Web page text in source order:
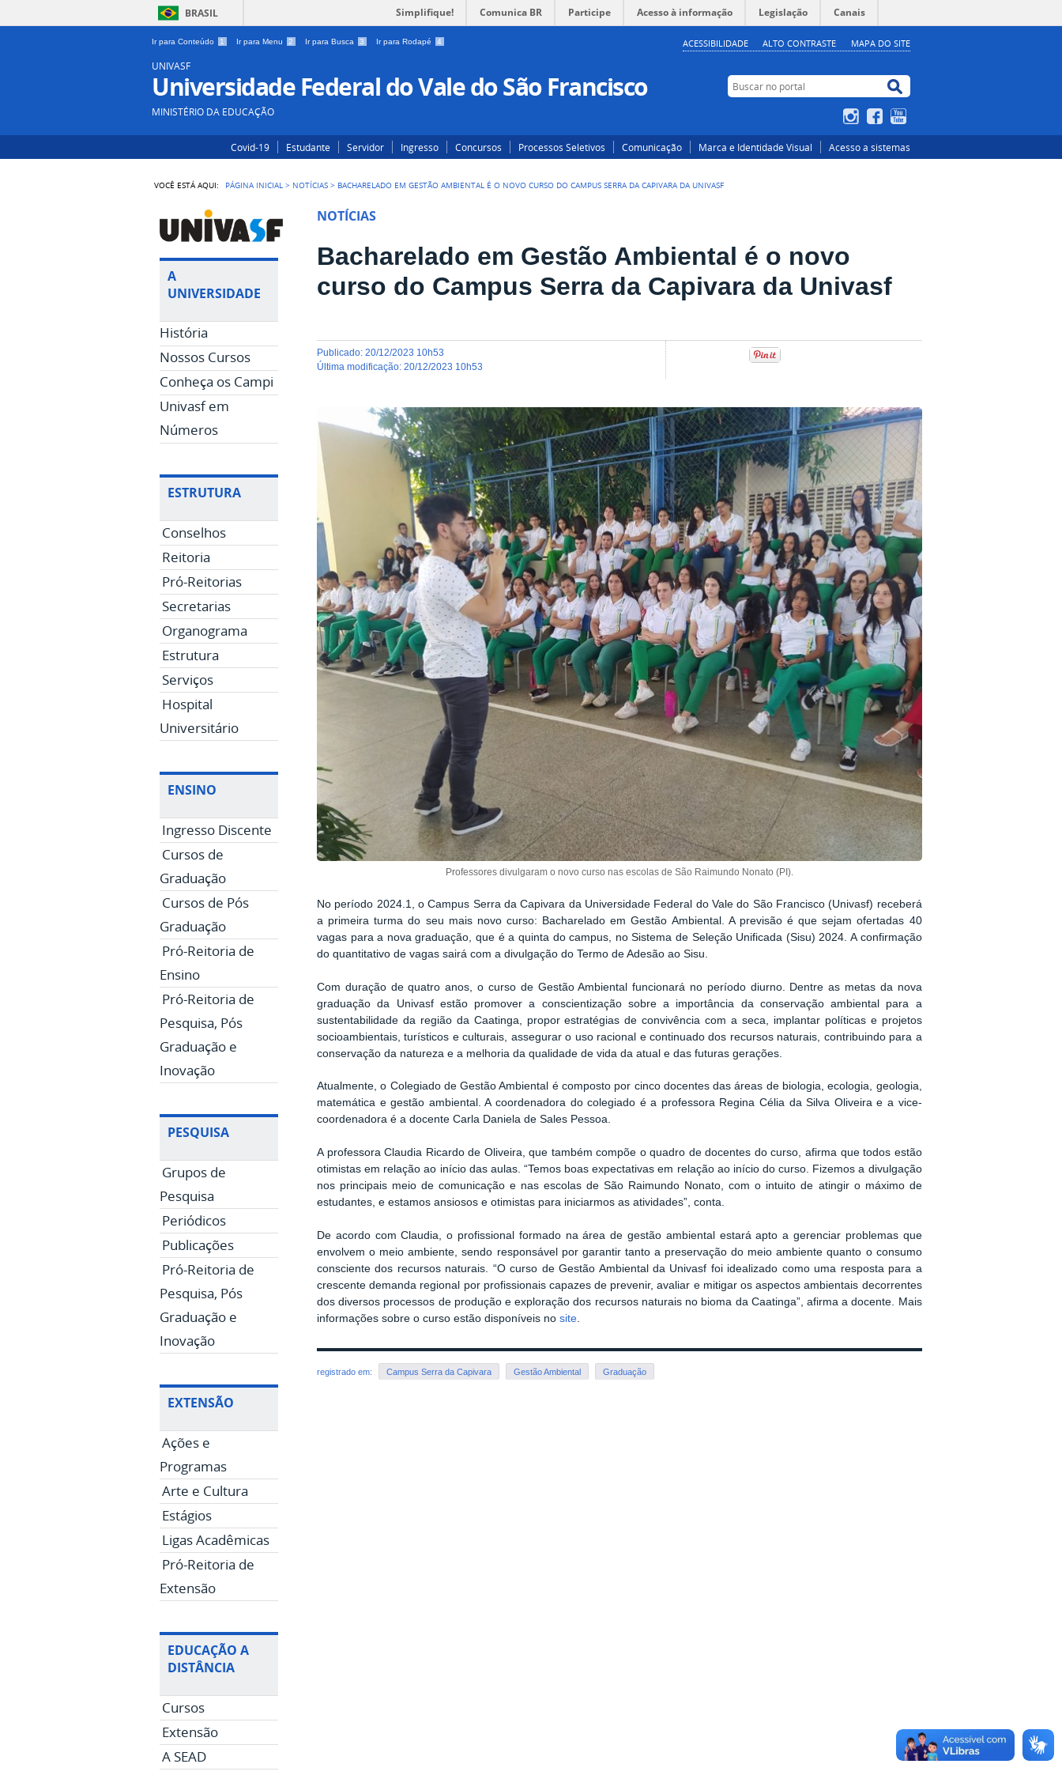
BRASIL Simplifique! Comunica BR Participe Acesso à informação Legislação Canais
Ir para Conteúdo 1 Ir para Menu 2 Ir para Busca 3 Ir para Rodapé 4 ACESSIBILIDADE ALTO CONTRASTE MAPA DO SITE
UNIVASF
Universidade Federal do Vale do São Francisco
MINISTÉRIO DA EDUCAÇÃO
Buscar no portal
Buscar no portal
InstagramFacebook
Covid-19 Estudante Servidor Ingresso Concursos Processos Seletivos Comunicação Marca e Identidade Visual Acesso a sistemas
VOCÊ ESTÁ AQUI: PÁGINA INICIAL > NOTÍCIAS > BACHARELADO EM GESTÃO AMBIENTAL É O NOVO CURSO DO CAMPUS SERRA DA CAPIVARA DA UNIVASF
A
UNIVERSIDADE
História
Nossos Cursos
Conheça os Campi
Univasf em
Números
ESTRUTURA
Conselhos
Reitoria
Pró-Reitorias
Secretarias
Organograma
Estrutura
Serviços
Hospital
Universitário
ENSINO
Ingresso Discente
Cursos de
Graduação
Cursos de Pós
Graduação
Pró-Reitoria de
Ensino
Pró-Reitoria de
Pesquisa, Pós
Graduação e
Inovação
PESQUISA
Grupos de
Pesquisa
Periódicos
Publicações
Pró-Reitoria de
Pesquisa, Pós
Graduação e
Inovação
EXTENSÃO
Ações e
Programas
Arte e Cultura
Estágios
Ligas Acadêmicas
Pró-Reitoria de
Extensão
EDUCAÇÃO A
DISTÂNCIA
Cursos
Extensão
A SEAD
NOTÍCIAS
Bacharelado em Gestão Ambiental é o novo
curso do Campus Serra da Capivara da Univasf
publicado:20/12/2023 10h53
última modificação:20/12/2023 10h53
Professores divulgaram o novo curso nas escolas de São Raimundo Nonato (PI).
No período 2024.1, o Campus Serra da Capivara da Universidade Federal do Vale do São Francisco (Univasf) receberá
a primeira turma do seu mais novo curso: Bacharelado em Gestão Ambiental. A previsão é que sejam ofertadas 40
vagas para a nova graduação, que é a quinta do campus, no Sistema de Seleção Unificada (Sisu) 2024. A confirmação
do quantitativo de vagas sairá com a divulgação do Termo de Adesão ao Sisu.
Com duração de quatro anos, o curso de Gestão Ambiental funcionará no período diurno. Dentre as metas da nova
graduação da Univasf estão promover a conscientização sobre a importância da conservação ambiental para a
sustentabilidade da região da Caatinga, propor estratégias de convivência com a seca, implantar políticas e projetos
socioambientais, turísticos e culturais, assegurar o uso racional e continuado dos recursos naturais, contribuindo para a
conservação da natureza e a melhoria da qualidade de vida da atual e das futuras gerações.
Atualmente, o Colegiado de Gestão Ambiental é composto por cinco docentes das áreas de biologia, ecologia, geologia,
matemática e gestão ambiental. A coordenadora do colegiado é a professora Regina Célia da Silva Oliveira e a vice-
coordenadora é a docente Carla Daniela de Sales Pessoa.
A professora Claudia Ricardo de Oliveira, que também compõe o quadro de docentes do curso, afirma que todos estão
otimistas em relação ao início das aulas. “Temos boas expectativas em relação ao início do curso. Fizemos a divulgação
nos principais meio de comunicação e nas escolas de São Raimundo Nonato, com o intuito de atingir o máximo de
estudantes, e estamos ansiosos e otimistas para iniciarmos as atividades”, conta.
De acordo com Claudia, o profissional formado na área de gestão ambiental estará apto a gerenciar problemas que
envolvem o meio ambiente, sendo responsável por garantir tanto a preservação do meio ambiente quanto o consumo
consciente dos recursos naturais. “O curso de Gestão Ambiental da Univasf foi idealizado como uma resposta para a
crescente demanda regional por profissionais capazes de prevenir, avaliar e mitigar os aspectos ambientais decorrentes
dos diversos processos de produção e exploração dos recursos naturais no bioma da Caatinga”, afirma a docente. Mais
informações sobre o curso estão disponíveis nosite
registrado em: Campus Serra da Capivara Gestão Ambiental Graduação